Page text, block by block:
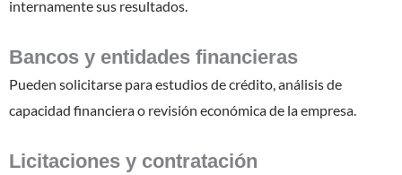
internamente sus resultados.
Bancos y entidades financieras
Pueden solicitarse para estudios de crédito, análisis de
capacidad financiera o revisión económica de la empresa.
Licitaciones y contratación